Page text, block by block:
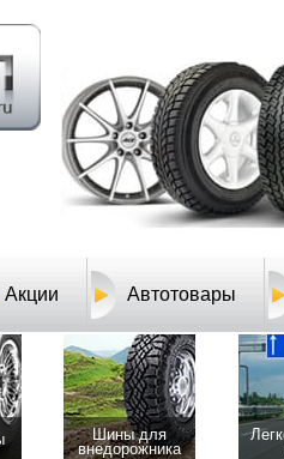
Акции Автотовары
Шины для
внедорожника